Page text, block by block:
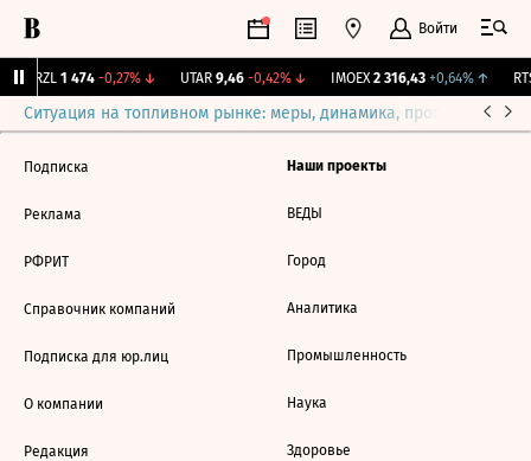
Войти
BRZL 1 474 -0,27%↓ UTAR 9,46 -0,42%↓ IMOEX 2 316,43 +0,64%↑
Ситуация на топливном рынке: меры, динамика, прогнозы
Подписка
Реклама
РФРИТ
Справочник компаний
Подписка для юр.лиц
О компании
Редакция
Наши проекты
ВЕДЫ
Город
Аналитика
Промышленность
Наука
Здоровье